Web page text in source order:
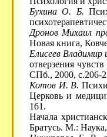
Бухина О. Б.
Дронов Михаил
Новая книга,
Елисеев Владимир
отверзения
СПб., 2000, с.206-
Котов И. В.
Церковь и
161.
Начала
Братусь. М.: